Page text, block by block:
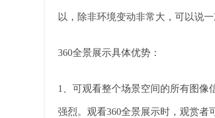
以，除非环境变动非常大，可以说一
360全景展示具体优势：
1、可观看整个场景空间的所有图像
强烈。观看360全景展示时，观赏者